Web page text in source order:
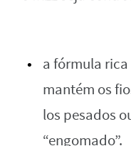
a fórmula rica
mantém os
los pesados
“engomado”.